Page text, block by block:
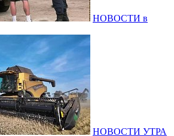
НОВОСТИ в
НОВОСТИ УТРА